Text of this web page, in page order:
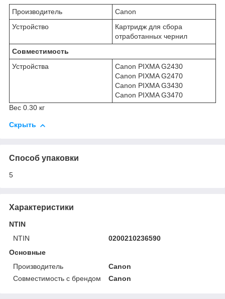
Производитель
Canon
Устройство
Картридж для сбора
отработанных чернил
Совместимость
Устройства
Canon PIXMA G2430
Canon PIXMA G2470
Canon PIXMA G3430
Canon PIXMA G3470
Вес 0.30 кг
Скрыть
Способ упаковки
5
Характеристики
NTIN
NTIN
0200210236590
Основные
Производитель
Canon
Совместимость с брендом
Canon